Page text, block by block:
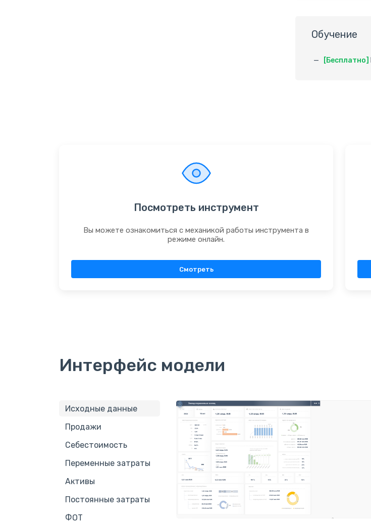
Обучение
[Бесплатно]
Посмотреть инструмент
Вы можете ознакомиться с механикой работы инструмента в
режиме онлайн.
Смотреть
Интерфейс модели
Исходные данные
Продажи
Себестоимость
Переменные затраты
Активы
Постоянные затраты
ФОТ